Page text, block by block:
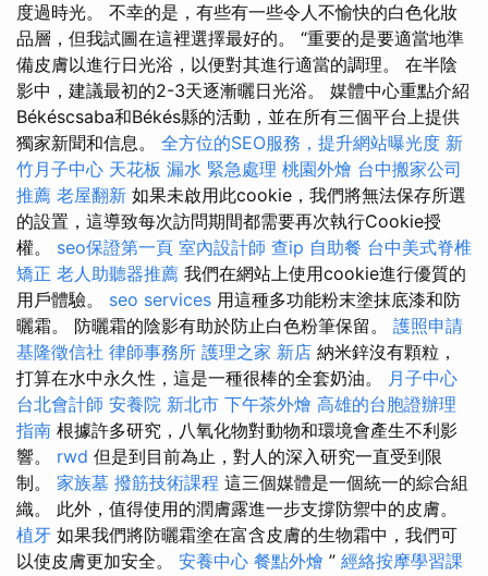
度過時光。 不幸的是，有些有一些令人不愉快的白色化妝
品層，但我試圖在這裡選擇最好的。 “重要的是要適當地準
備皮膚以進行日光浴，以便對其進行適當的調理。 在半陰
影中，建議最初的2-3天逐漸曬日光浴。 媒體中心重點介紹
Békéscsaba和Békés縣的活動，並在所有三個平台上提供
獨家新聞和信息。 全方位的SEO服務，提升網站曝光度 新
竹月子中心 天花板 漏水 緊急處理 桃園外燴 台中搬家公司
推薦 老屋翻新 如果未啟用此cookie，我們將無法保存所選
的設置，這導致每次訪問期間都需要再次執行Cookie授
權。 seo保證第一頁 室內設計師 查ip 自助餐 台中美式脊椎
矯正 老人助聽器推薦 我們在網站上使用cookie進行優質的
用戶體驗。 seo services 用這種多功能粉末塗抹底漆和防
曬霜。 防曬霜的陰影有助於防止白色粉筆保留。 護照申請
基隆徵信社 律師事務所 護理之家 新店 納米鋅沒有顆粒，
打算在水中永久性，這是一種很棒的全套奶油。 月子中心
台北會計師 安養院 新北市 下午茶外燴 高雄的台胞證辦理
指南 根據許多研究，八氧化物對動物和環境會產生不利影
響。 rwd 但是到目前為止，對人的深入研究一直受到限
制。 家族墓 撥筋技術課程 這三個媒體是一個統一的綜合組
織。 此外，值得使用的潤膚露進一步支撐防禦中的皮膚。
植牙 如果我們將防曬霜塗在富含皮膚的生物霜中，我們可
以使皮膚更加安全。 安養中心 餐點外燴 ” 經絡按摩學習課